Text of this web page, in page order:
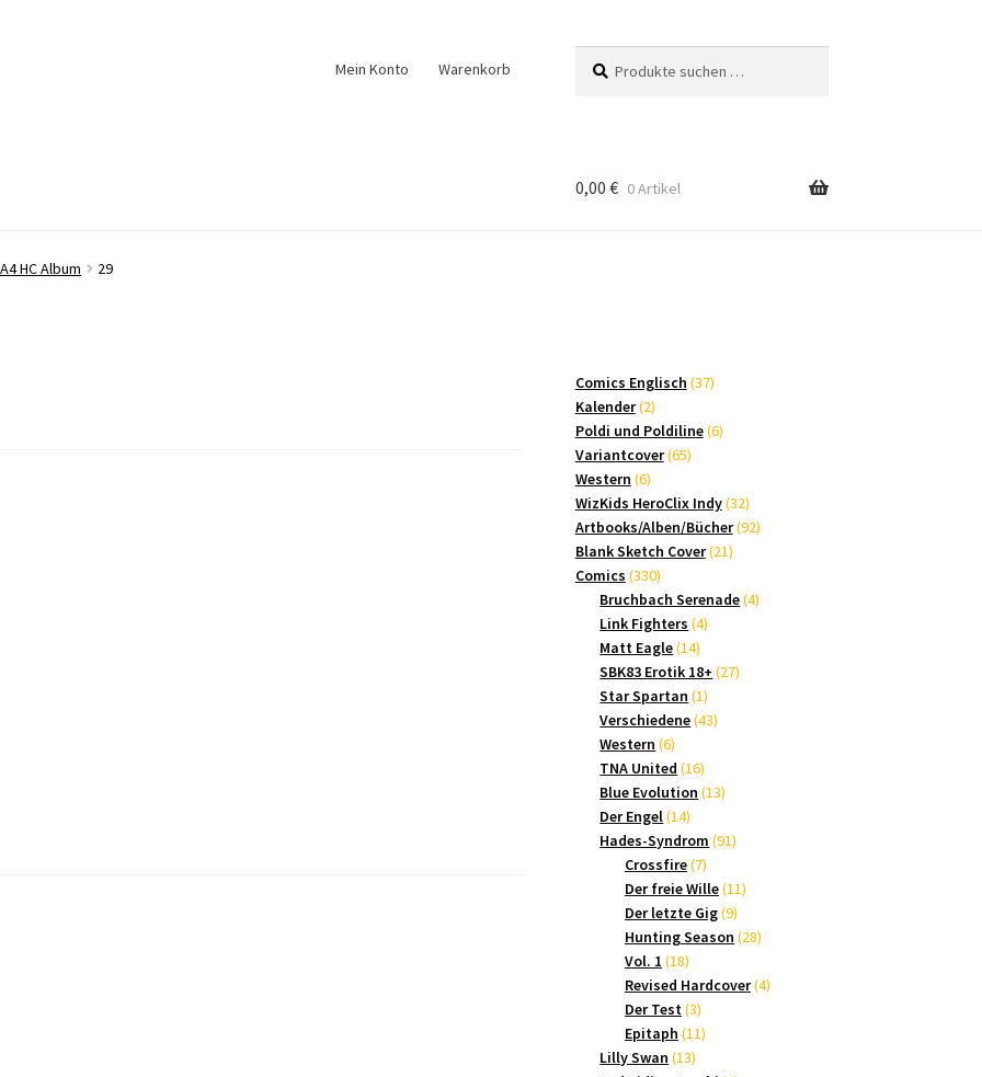
Mein Konto Warenkorb
nach:
0,00 € 0 Artikel
HC Album 29
Comics Englisch 3737
Kalender 22
Produkte
Poldi und Poldiline 66
Variantcover 6565
Western 66
Produkte
WizKids HeroClix Indy 3232
Produkte
Artbooks/Alben/Bücher 9292
Blank Sketch Cover 2121
Comics 330330
Produkte
Bruchbach Serenade 44
Link Fighters 44
Matt Eagle 1414
Produkte
SBK83 Erotik 18+ 2727
Star Spartan 11
Produkt
Verschiedene 4343
Western 66
Produkte
TNA United 1616
Produkte
Blue Evolution 1313
Der Engel 1414
Produkte
Hades-Syndrom 9191
Crossfire 77
Produkte
Der freie Wille 1111
Der letzte Gig 99
Produkte
Hunting Season 2828
Vol. 1 1818
Produkte
Revised Hardcover 44
Der Test 33
Produkte
Epitaph 1111
Lilly Swan 1313